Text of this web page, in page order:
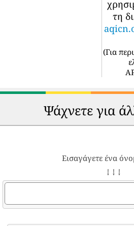
τη
(Για
Ψάχνετε για
Εισαγάγετε ένα
↓ ↓ ↓